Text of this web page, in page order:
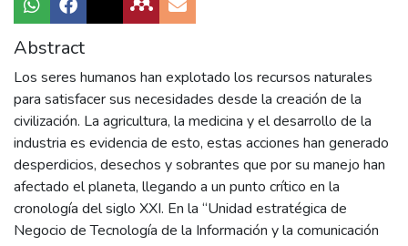
Abstract
Los seres humanos han explotado los recursos naturales
para satisfacer sus necesidades desde la creación de la
civilización. La agricultura, la medicina y el desarrollo de la
industria es evidencia de esto, estas acciones han generado
desperdicios, desechos y sobrantes que por su manejo han
afectado el planeta, llegando a un punto crítico en la
cronología del siglo XXI. En la “Unidad estratégica de
Negocio de Tecnología de la Información y la comunicación